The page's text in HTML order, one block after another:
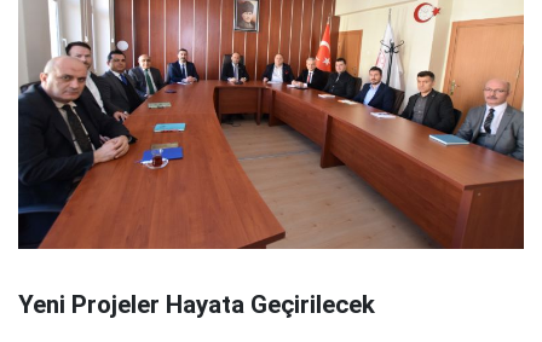
Yeni Projeler Hayata Geçirilecek